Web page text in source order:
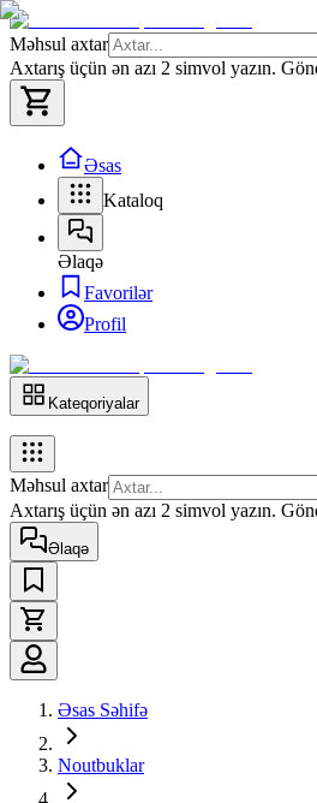
Məhsul axtar
Axtarış üçün ən azı 2 simvol yazın.
Əsas
Kataloq
Əlaqə
Favorilər
Profil
Kateqoriyalar
Məhsul axtar
Axtarış üçün ən azı 2 simvol yazın.
Əlaqə
Əsas Səhifə
Noutbuklar